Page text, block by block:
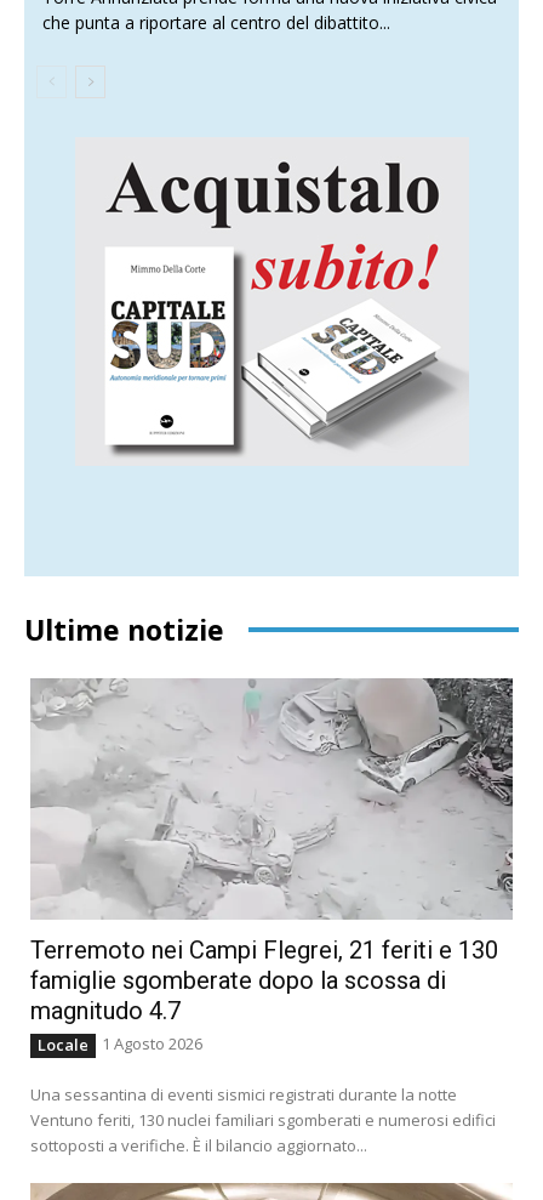
che punta a riportare al centro del dibattito...
Ultime notizie
Terremoto nei Campi Flegrei, 21 feriti e 130
famiglie sgomberate dopo la scossa di
magnitudo 4.7
Locale 1 Agosto 2026
Una sessantina di eventi sismici registrati durante la notte
Ventuno feriti, 130 nuclei familiari sgomberati e numerosi edifici
sottoposti a verifiche. È il bilancio aggiornato...